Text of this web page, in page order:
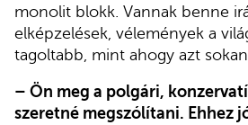
monolit blokk. Vannak benne
elképzelések, vélemények a
tagoltabb, mint ahogy azt
– Ön meg a polgári,
szeretné megszólítani. Ehhez